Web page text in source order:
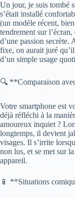
Un jour, je suis tombé
s’était installé
(un modèle récent,
tendrement sur
d’une passion secrète.
fixe, on aurait juré
d’un simple usage
🔍 **Comparaison
Votre smartphone est
déjà réfléchi à la
amoureux inquiet ?
longtemps, il devient
visages. Il s’irrite
non lus, et se met sur
appareil.
📱 **Situations